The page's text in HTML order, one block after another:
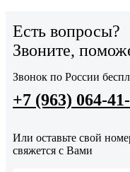
Есть вопросы?
Звоните,
Звонок по России
+7 (963) 064-
Или оставьте свой
свяжется с Вами